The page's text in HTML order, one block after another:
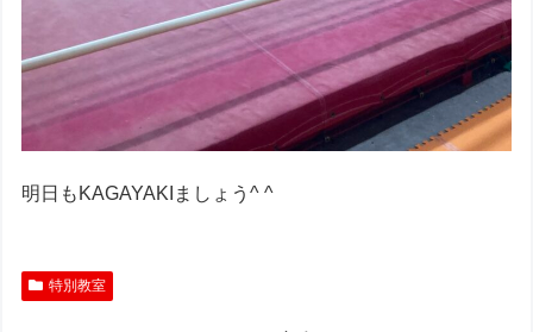
明日もKAGAYAKIましょう^ ^
特別教室